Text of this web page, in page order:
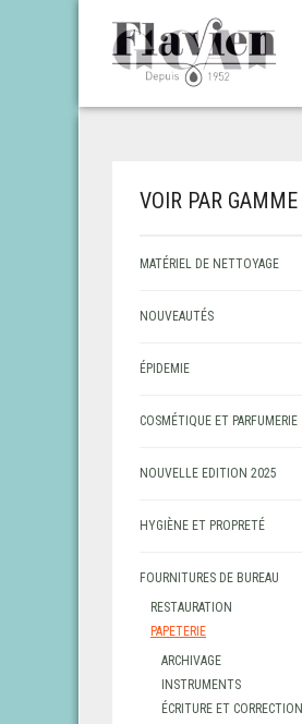
VOIR PAR GAMME
MATÉRIEL DE NETTOYAGE
NOUVEAUTÉS
ÉPIDEMIE
COSMÉTIQUE ET PARFUMERIE
NOUVELLE EDITION 2025
HYGIÈNE ET PROPRETÉ
FOURNITURES DE BUREAU
RESTAURATION
PAPETERIE
ARCHIVAGE
INSTRUMENTS
ÉCRITURE ET CORRECTION